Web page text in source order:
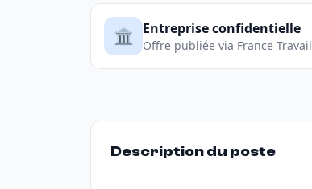
🏛️ Entreprise confidentielle
Offre publiée via France Travail
Description du poste